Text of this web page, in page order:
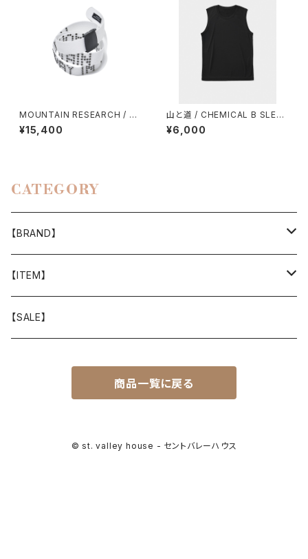
MOUNTAIN RESEARCH / RI
VET BELT
¥15,400
山と道 / CHEMICAL B SLEEV
ELESS（MEN）
¥6,000
CATEGORY
【BRAND】
山と道
T-SHIRT
迷迭香
Akihiro Wood Works
【ITEM】
WEAR
【SALE】
商品一覧に戻る
© st. valley house - セントバレーハウス